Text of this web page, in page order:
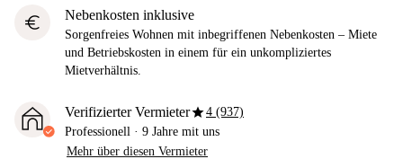
euro Nebenkosten inklusive
Sorgenfreies Wohnen mit inbegriffenen Nebenkosten – Miete
und Betriebskosten in einem für ein unkompliziertes
Mietverhältnis.
Verifizierter Vermieterstar4 (937)
Professionell · 9 Jahre mit uns
Mehr über diesen Vermieter